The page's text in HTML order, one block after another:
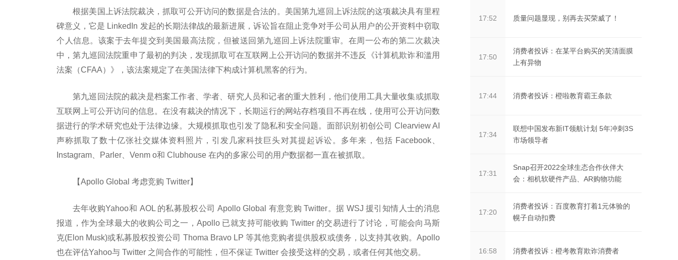
根据美国上诉法院裁决，抓取可公开访问的数据是合法的。美国第九巡回上诉法院的这项裁决具有里程
碑意义，它是 LinkedIn 发起的长期法律战的最新进展，诉讼旨在阻止竞争对手公司从用户的公开资料中窃取
个人信息。该案于去年提交到美国最高法院，但被送回第九巡回上诉法院重审。在周一公布的第二次裁决
中，第九巡回法院重申了最初的判决，发现抓取可在互联网上公开访问的数据并不违反《计算机欺诈和滥用
法案（CFAA）》，该法案规定了在美国法律下构成计算机黑客的行为。
第九巡回法院的裁决是档案工作者、学者、研究人员和记者的重大胜利，他们使用工具大量收集或抓取
互联网上可公开访问的信息。在没有裁决的情况下，长期运行的网站存档项目不再在线，使用可公开访问数
据进行的学术研究也处于法律边缘。大规模抓取也引发了隐私和安全问题。面部识别初创公司 Clearview AI
声称抓取了数十亿张社交媒体资料照片，引发几家科技巨头对其提起诉讼。多年来，包括 Facebook、
Instagram、Parler、Venm o和 Clubhouse 在内的多家公司的用户数据都一直在被抓取。
【Apollo Global 考虑竞购 Twitter】
去年收购Yahoo和 AOL 的私募股权公司 Apollo Global 有意竞购 Twitter。据 WSJ 援引知情人士的消息
报道，作为全球最大的收购公司之一，Apollo 已就支持可能收购 Twitter 的交易进行了讨论，可能会向马斯
克(Elon Musk)或私募股权投资公司 Thoma Bravo LP 等其他竞购者提供股权或债务，以支持其收购。Apollo
也在评估Yahoo与 Twitter 之间合作的可能性，但不保证 Twitter 会接受这样的交易，或者任何其他交易。
17:52 质量问题显现，别再去买荣威了！
17:50
消费者投诉：在某平台购买的芙清面膜
上有异物
17:44 消费者投诉：橙啦教育霸王条款
17:34
联想中国发布新IT领航计划 5年冲刺3S
市场领导者
17:31
Snap召开2022全球生态合作伙伴大
会：相机软硬件产品、AR购物功能
17:20
消费者投诉：百度教育打着1元体验的
幌子自动扣费
16:58 消费者投诉：橙考教育欺诈消费者